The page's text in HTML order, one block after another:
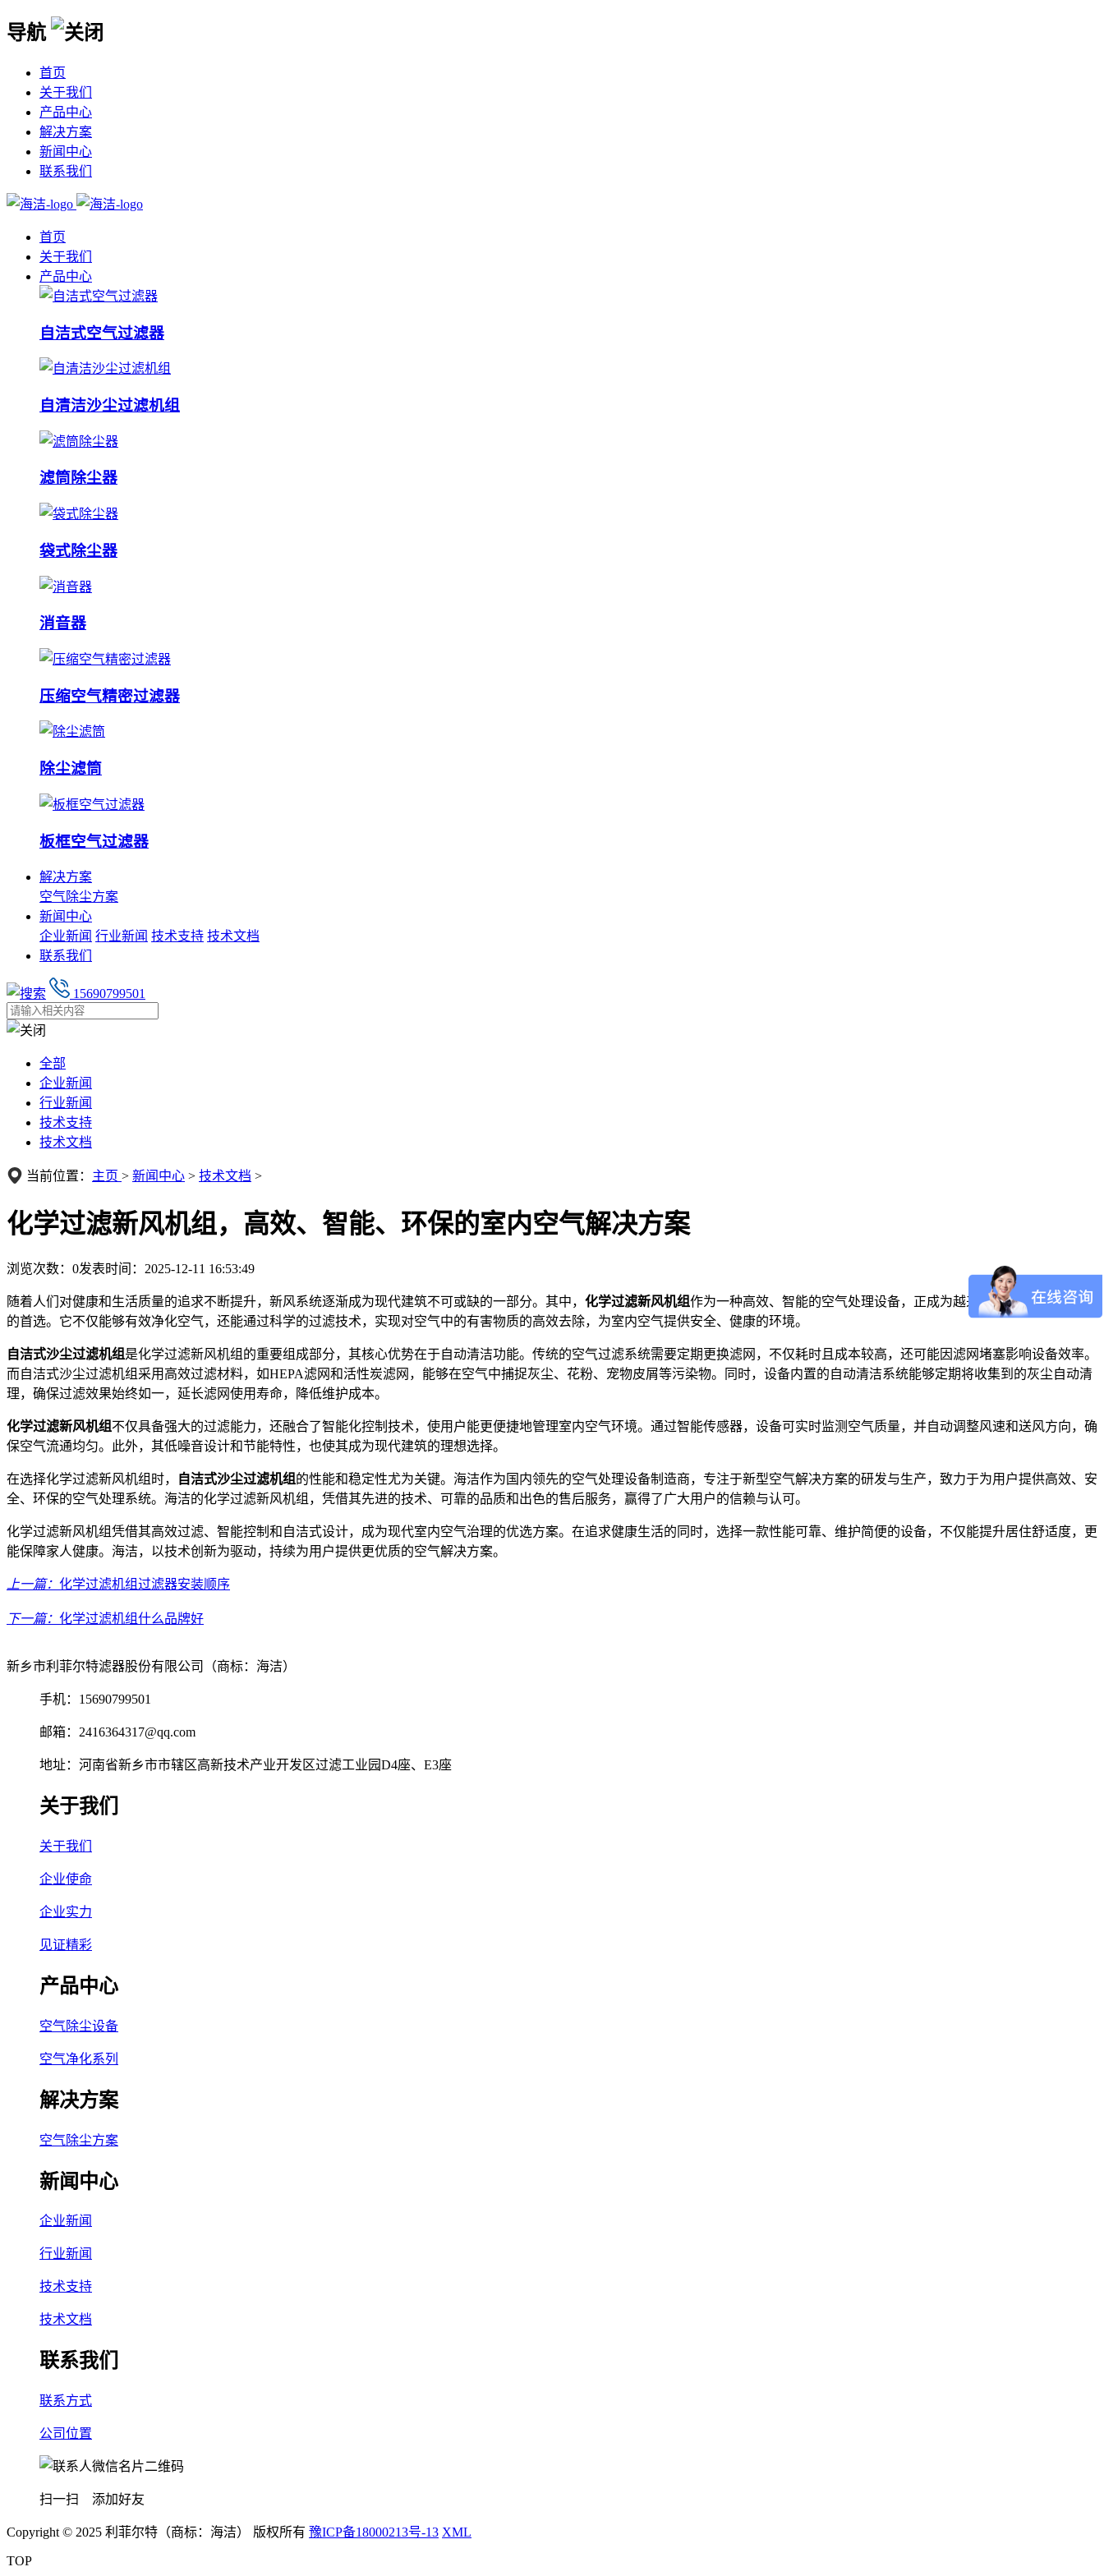
导航
首页
关于我们
产品中心
解决方案
新闻中心
联系我们
首页
关于我们
产品中心
自洁式空气过滤器
自清洁沙尘过滤机组
滤筒除尘器
袋式除尘器
消音器
压缩空气精密过滤器
除尘滤筒
板框空气过滤器
解决方案
空气除尘方案
新闻中心
企业新闻 行业新闻 技术支持 技术文档
联系我们
15690799501
全部
企业新闻
行业新闻
技术支持
技术文档
当前位置： 主页 > 新闻中心 > 技术文档 >
化学过滤新风机组，高效、智能、环保的室内空气解决方案
浏览次数： 0发表时间：2025-12-11 16:53:49
随着人们对健康和生活质量的追求不断提升，新风系统逐渐成为现代建筑不可或缺的一部分。其中， 化学过滤新风机组作为一种高效、智能的空气处理设备，正成为越来越多家庭和商业场所
的首选。它不仅能够有效净化空气，还能通过科学的过滤技术，实现对空气中的有害物质的高效去除，为室内空气提供安全、健康的环境。
自洁式沙尘过滤机组 是化学过滤新风机组的重要组成部分，其核心优势在于自动清洁功能。传统的空气过滤系统需要定期更换滤网，不仅耗时且成本较高，还可能因滤网堵塞影响设备效率。
而自洁式沙尘过滤机组采用高效过滤材料，如HEPA滤网和活性炭滤网，能够在空气中捕捉灰尘、花粉、宠物皮屑等污染物。同时，设备内置的自动清洁系统能够定期将收集到的灰尘自动清
理，确保过滤效果始终如一，延长滤网使用寿命，降低维护成本。
化学过滤新风机组 不仅具备强大的过滤能力，还融合了智能化控制技术，使用户能更便捷地管理室内空气环境。通过智能传感器，设备可实时监测空气质量，并自动调整风速和送风方向，确
保空气流通均匀。此外，其低噪音设计和节能特性，也使其成为现代建筑的理想选择。
在选择化学过滤新风机组时， 自洁式沙尘过滤机组 的性能和稳定性尤为关键。海洁作为国内领先的空气处理设备制造商，专注于新型空气解决方案的研发与生产，致力于为用户提供高效、安
全、环保的空气处理系统。海洁的化学过滤新风机组，凭借其先进的技术、可靠的品质和出色的售后服务，赢得了广大用户的信赖与认可。
化学过滤新风机组凭借其高效过滤、智能控制和自洁式设计，成为现代室内空气治理的优选方案。在追求健康生活的同时，选择一款性能可靠、维护简便的设备，不仅能提升居住舒适度，更
能保障家人健康。海洁，以技术创新为驱动，持续为用户提供更优质的空气解决方案。
上一篇： 化学过滤机组过滤器安装顺序
下一篇： 化学过滤机组什么品牌好
新乡市利菲尔特滤器股份有限公司（商标：海洁）
手机：15690799501
邮箱：2416364317@qq.com
地址：河南省新乡市市辖区高新技术产业开发区过滤工业园D4座、E3座
关于我们
关于我们
企业使命
企业实力
见证精彩
产品中心
空气除尘设备
空气净化系列
解决方案
空气除尘方案
新闻中心
企业新闻
行业新闻
技术支持
技术文档
联系我们
联系方式
公司位置
扫一扫 添加好友
Copyright © 2025 利菲尔特（商标：海洁） 版权所有 豫ICP备18000213号-13 XML
TOP